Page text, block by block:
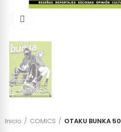
Inicio COMICS OTAKU BUNKA 50